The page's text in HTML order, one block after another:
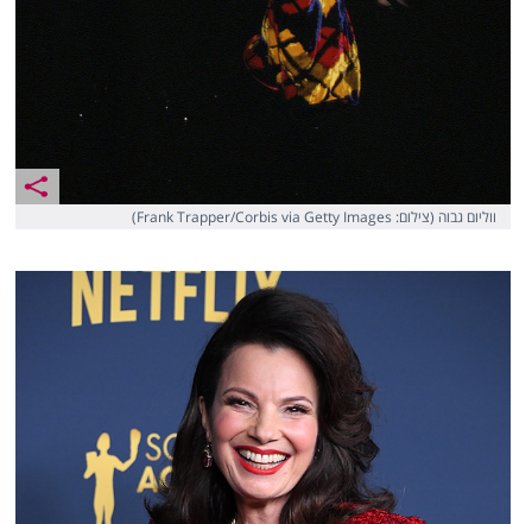
ווליום גבוה (צילום: Frank Trapper/Corbis via Getty Images)